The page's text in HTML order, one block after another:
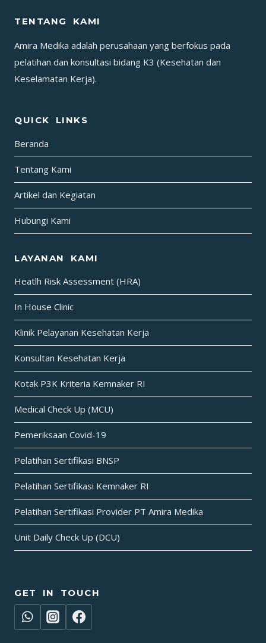
SERTIFIKASI
RI
PERIODE
MARET
TENTANG KAMI
Amira Medika adalah perusahaan yang berfokus pada
pelatihan dan konsultasi bidang K3 (Kesehatan dan
Keselamatan Kerja).
QUICK LINKS
Beranda
Tentang Kami
Artikel dan Kegiatan
Hubungi Kami
LAYANAN KAMI
Heatlh Risk Assessment (HRA)
In House Clinic
Klinik Pelayanan Kesehatan Kerja
Konsultan Kesehatan Kerja
Kotak P3K Kriteria Kemnaker RI
Medical Check Up (MCU)
Pemeriksaan Covid-19
Pelatihan Sertifikasi BNSP
Pelatihan Sertifikasi Kemnaker RI
Pelatihan Sertifikasi Provider PT Amira Medika
Unit Daily Check Up (DCU)
GET IN TOUCH